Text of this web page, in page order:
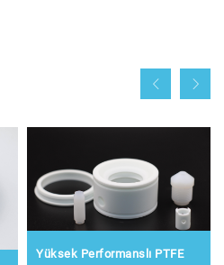
Yüksek Performanslı PTFE